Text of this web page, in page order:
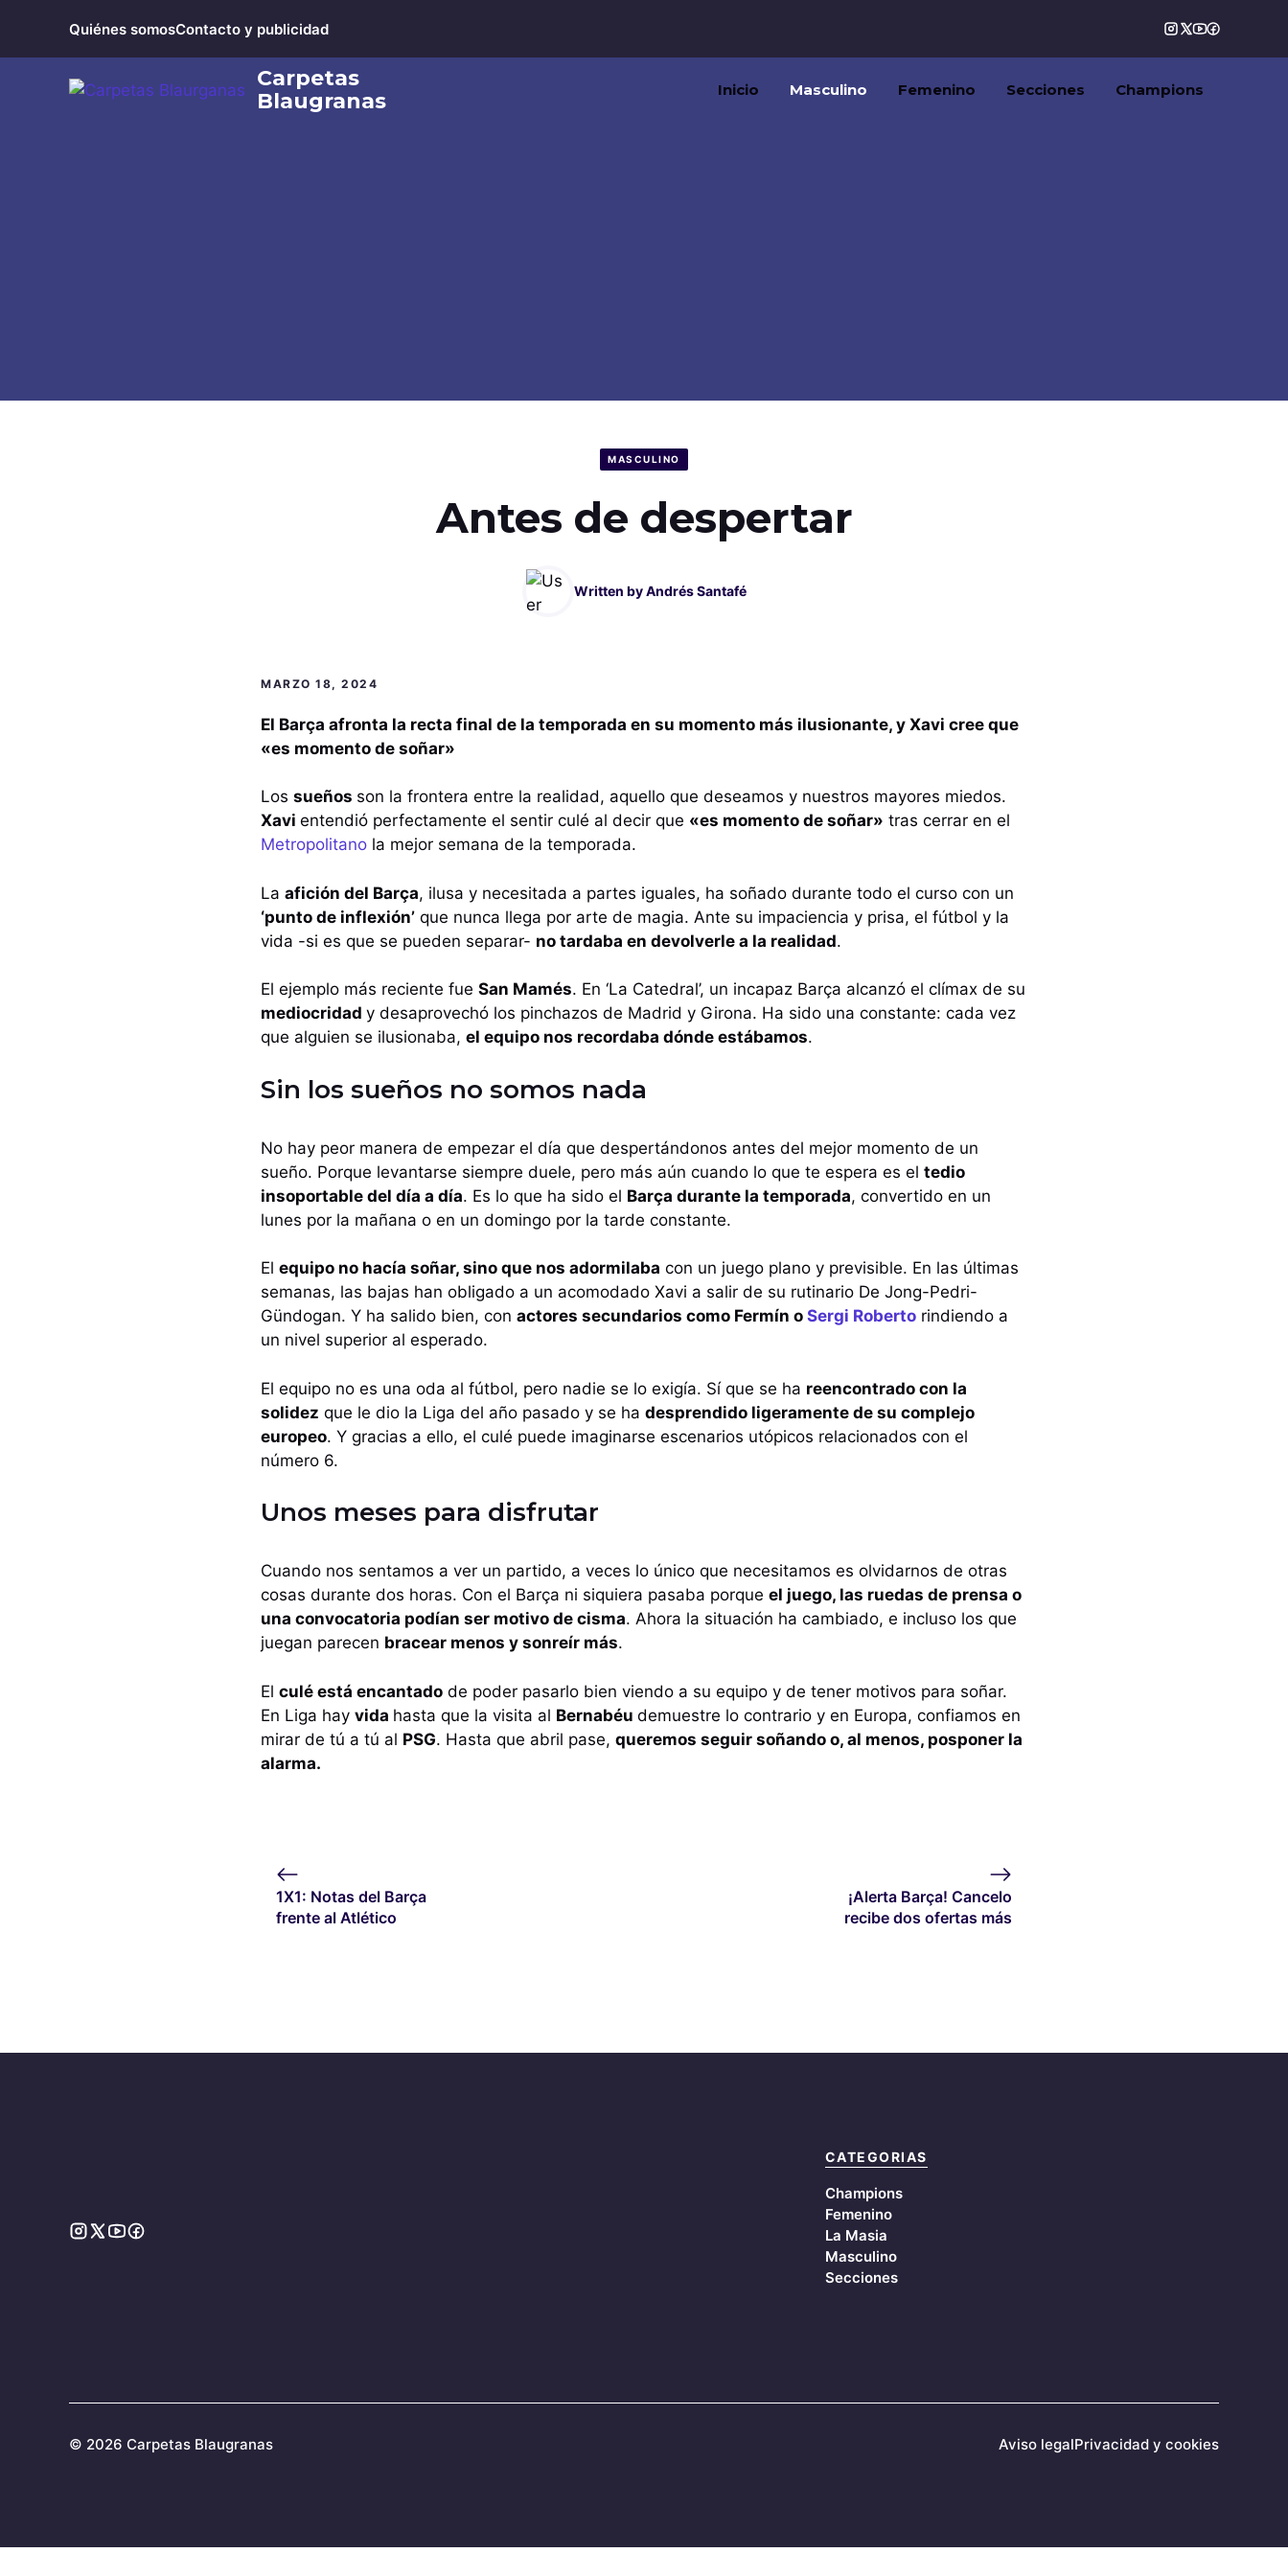
contenido
Quiénes somosContacto y publicidad
Inicio Masculino Femenino Secciones Champions
MASCULINO
Antes de despertar
Written byAndrés Santafé
MARZO 18, 2024
El Barça afronta la recta final de la temporada en su momento más ilusionante, y Xavi cree que
«es momento de soñar»
Los sueños son la frontera entre la realidad, aquello que deseamos y nuestros mayores miedos.
Xavi entendió perfectamente el sentir culé al decir que «es momento de soñar» tras cerrar en el
Metropolitano la mejor semana de la temporada.
La afición del Barça, ilusa y necesitada a partes iguales, ha soñado durante todo el curso con un
‘punto de inflexión’ que nunca llega por arte de magia. Ante su impaciencia y prisa, el fútbol y la
vida -si es que se pueden separar- no tardaba en devolverle a la realidad.
El ejemplo más reciente fue San Mamés. En ‘La Catedral’, un incapaz Barça alcanzó el clímax de su
mediocridad y desaprovechó los pinchazos de Madrid y Girona. Ha sido una constante: cada vez
que alguien se ilusionaba, el equipo nos recordaba dónde estábamos.
Sin los sueños no somos nada
No hay peor manera de empezar el día que despertándonos antes del mejor momento de un
sueño. Porque levantarse siempre duele, pero más aún cuando lo que te espera es el tedio
insoportable del día a día. Es lo que ha sido el Barça durante la temporada, convertido en un
lunes por la mañana o en un domingo por la tarde constante.
El equipo no hacía soñar, sino que nos adormilaba con un juego plano y previsible. En las últimas
semanas, las bajas han obligado a un acomodado Xavi a salir de su rutinario De Jong-Pedri-
Gündogan. Y ha salido bien, con actores secundarios como Fermín o Sergi Roberto rindiendo a
un nivel superior al esperado.
El equipo no es una oda al fútbol, pero nadie se lo exigía. Sí que se ha reencontrado con la
solidez que le dio la Liga del año pasado y se ha desprendido ligeramente de su complejo
europeo. Y gracias a ello, el culé puede imaginarse escenarios utópicos relacionados con el
número 6.
Unos meses para disfrutar
Cuando nos sentamos a ver un partido, a veces lo único que necesitamos es olvidarnos de otras
cosas durante dos horas. Con el Barça ni siquiera pasaba porque el juego, las ruedas de prensa o
una convocatoria podían ser motivo de cisma. Ahora la situación ha cambiado, e incluso los que
juegan parecen bracear menos y sonreír más.
El culé está encantado de poder pasarlo bien viendo a su equipo y de tener motivos para soñar.
En Liga hay vida hasta que la visita al Bernabéu demuestre lo contrario y en Europa, confiamos en
mirar de tú a tú al PSG. Hasta que abril pase, queremos seguir soñando o, al menos, posponer la
alarma.
1X1: Notas del Barça
frente al Atlético
¡Alerta Barça! Cancelo
recibe dos ofertas más
CATEGORIAS
Champions
Femenino
La Masia
Masculino
Secciones
© 2026 Carpetas Blaugranas Aviso legalPrivacidad y cookies